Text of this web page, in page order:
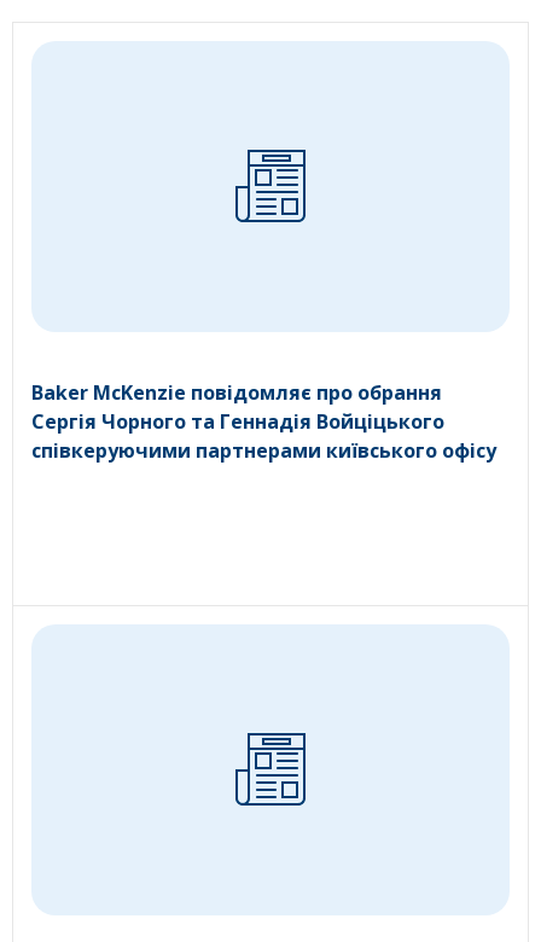
Baker McKenzie повідомляє про обрання
Сергія Чорного та Геннадія Войціцького
співкеруючими партнерами київського офісу